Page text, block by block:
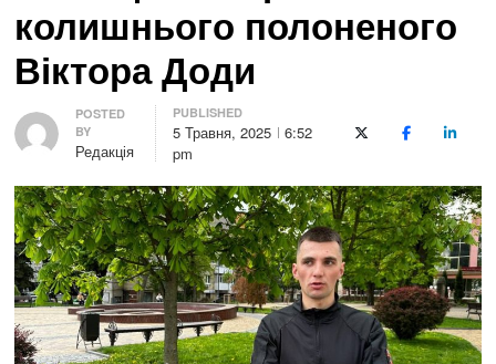
колишнього полоненого
Віктора Доди
Author
POSTED
BY
Редакція
PUBLISHED
5 Травня, 2025
6:52
pm
X (Twitter)Facebook